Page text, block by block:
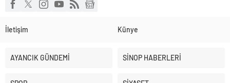
İletişim Künye
AYANCIK GÜNDEMİ SİNOP HABERLERİ